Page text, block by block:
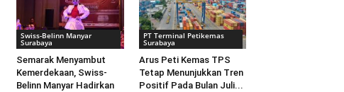
Swiss-Belinn Manyar
Surabaya
Semarak Menyambut
Kemerdekaan, Swiss-
Belinn Manyar Hadirkan
PT Terminal Petikemas
Surabaya
Arus Peti Kemas TPS
Tetap Menunjukkan Tren
Positif Pada Bulan Juli...